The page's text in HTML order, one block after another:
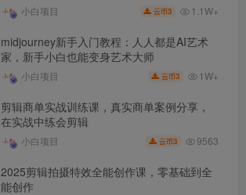
小白项目 云币3 1.1W+
midjourney新手入门教程：人人都是AI艺术
家，新手小白也能变身艺术大师
小白项目 云币3 1W+
剪辑商单实战训练课，真实商单案例分享，
在实战中练会剪辑
小白项目 云币3 9563
2025剪辑拍摄特效全能创作课，零基础到全
能创作